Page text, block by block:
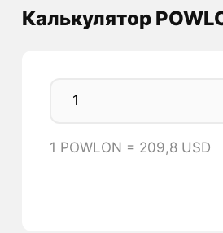
Калькулятор
1 POWLON = 209,8 USD